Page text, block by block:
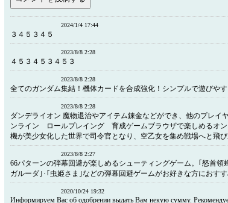
2024/1/4 17:44
３４５３４５
2023/8/8 2:28
４５３４５３４５３
2023/8/8 2:28
全てのガンダム集結！機体カードを合成強化！シンプルで遊びや
2023/8/8 2:28
ダンデライオン 魔物退治やアイテム錬金などができ、他のプレイ
ンライン ロールプレイング 育成ゲームブラウザで楽しめるオン
機が美少女化した世界で司令官となり、空乙女を集め戦場へと飛び
2023/8/8 2:27
66パターンの弾幕回避が楽しめるシューティングゲーム。｢怒首領
ガルーダ｣･｢虫姫さま｣などの弾幕回避ゲームがお好きな方におす
2020/10/24 19:32
Информируем Вас об одобрении выдать Вам некую сумму.